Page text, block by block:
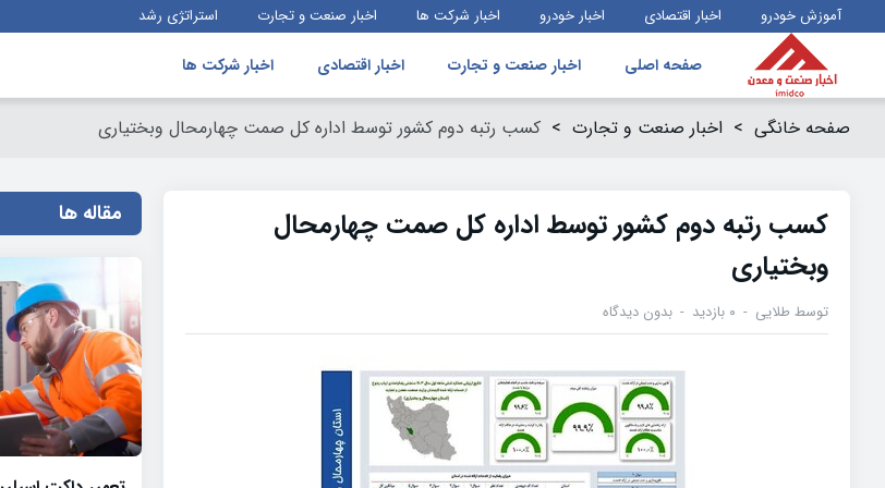
آموزش خودرو اخبار اقتصادی اخبار خودرو اخبار شرکت ها اخبار صنعت و تجارت استراتژی رشد
صفحه اصلی اخبار صنعت و تجارت اخبار اقتصادی اخبار شرکت ها
صفحه خانگی > اخبار صنعت و تجارت > کسب رتبه دوم کشور توسط اداره کل صمت چهارمحال وبختیاری
کسب رتبه دوم کشور توسط اداره کل صمت چهارمحال
وبختیاری
توسط طلایی ۰ بازدید بدون دیدگاه
مقاله ها